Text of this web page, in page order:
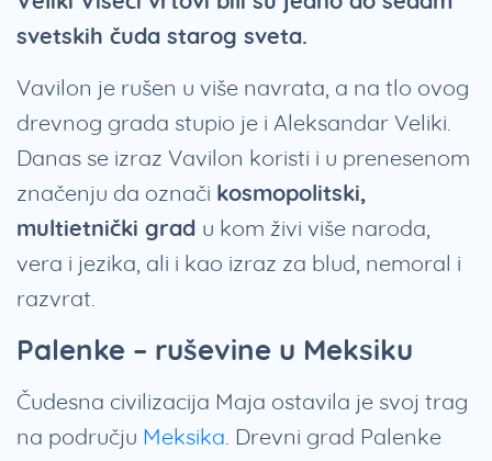
svetskih čuda starog sveta.
Vavilon je rušen u više navrata, a na tlo ovog
drevnog grada stupio je i Aleksandar Veliki.
Danas se izraz Vavilon koristi i u prenesenom
značenju da označi kosmopolitski,
multietnički grad u kom živi više naroda,
vera i jezika, ali i kao izraz za blud, nemoral i
razvrat.
Palenke – ruševine u Meksiku
Čudesna civilizacija Maja ostavila je svoj trag
na području Meksika . Drevni grad Palenke